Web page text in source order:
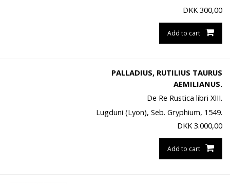
DKK 300,00
Add to cart
PALLADIUS, RUTILIUS TAURUS
AEMILIANUS.
De Re Rustica libri XIII.
Lugduni (Lyon), Seb. Gryphium, 1549.
DKK 3.000,00
Add to cart